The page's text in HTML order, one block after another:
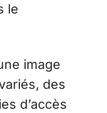
le
image
des
d’accès